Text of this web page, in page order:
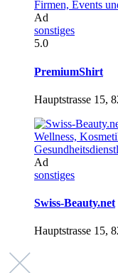
Ad
sonstiges
5.0
PremiumShirt
Hauptstrasse 15,
Ad
sonstiges
Swiss-Beauty.net
Hauptstrasse 15,